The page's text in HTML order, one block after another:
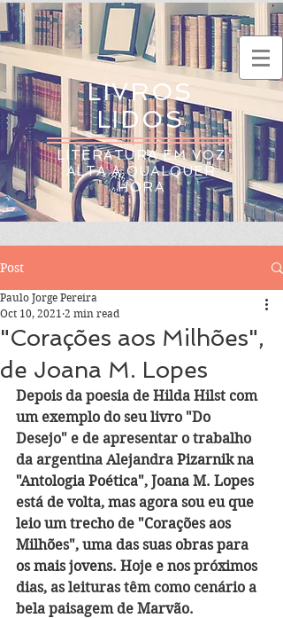
LIVROS
LIDOS
LITERATURA EM VOZ
ALTA A QUALQUER
HORA
Post
"Corações aos Milhões",
de Joana M. Lopes
Paulo Jorge Pereira
Oct 10, 2021 2 min read
Depois da poesia de Hilda Hilst com
um exemplo do seu livro "Do
Desejo" e de apresentar o trabalho
da argentina Alejandra Pizarnik na
"Antologia Poética", Joana M. Lopes
está de volta, mas agora sou eu que
leio um trecho de "Corações aos
Milhões", uma das suas obras para
os mais jovens. Hoje e nos próximos
dias, as leituras têm como cenário a
bela paisagem de Marvão.